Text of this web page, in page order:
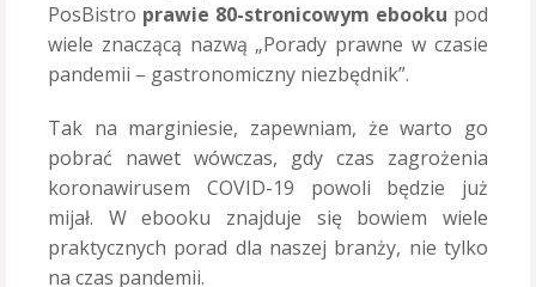
PosBistro prawie 80-stronicowym ebooku pod
wiele znaczącą nazwą „Porady prawne w czasie
pandemii – gastronomiczny niezbędnik”.
Tak na marginiesie, zapewniam, że warto go
pobrać nawet wówczas, gdy czas zagrożenia
koronawirusem COVID-19 powoli będzie już
mijał. W ebooku znajduje się bowiem wiele
praktycznych porad dla naszej branży, nie tylko
na czas pandemii.